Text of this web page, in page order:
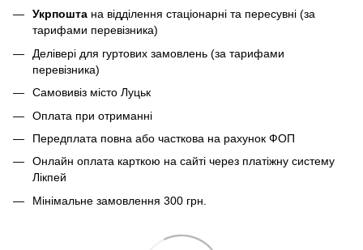
Укрпошта на відділення стаціонарні та пересувні (за
тарифами перевізника)
Делівері для гуртових замовлень (за тарифами
перевізника)
Самовивіз місто Луцьк
Оплата при отриманні
Передплата повна або часткова на рахунок ФОП
Онлайн оплата карткою на сайті через платіжну систему
Лікпей
Мінімальне замовлення 300 грн.